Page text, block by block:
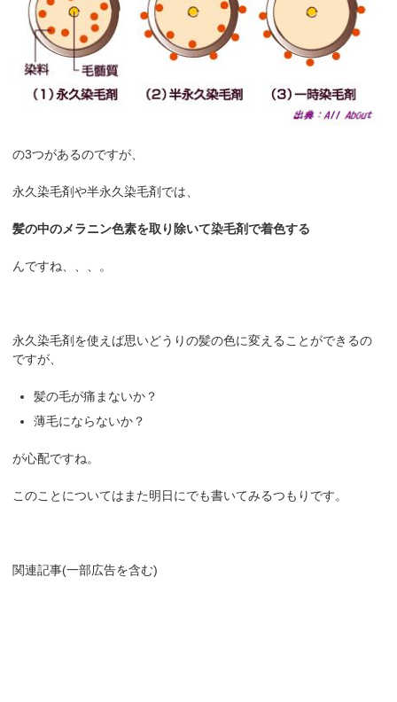
の3つがあるのですが、
永久染毛剤や半永久染毛剤では、
髪の中のメラニン色素を取り除いて染毛剤で着色する
んですね、、、。
永久染毛剤を使えば思いどうりの髪の色に変えることができるの
ですが、
髪の毛が痛まないか？
薄毛にならないか？
が心配ですね。
このことについてはまた明日にでも書いてみるつもりです。
関連記事(一部広告を含む)